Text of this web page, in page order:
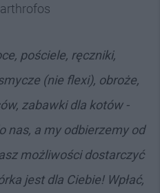
pościele, ręczniki,
(nie flexi), obroże,
zabawki dla kotów -
nas, a my odbierzemy od
możliwości dostarczyć
jest dla Ciebie! Wpłać,